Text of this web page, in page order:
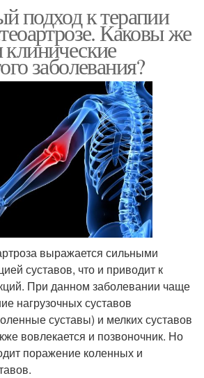
подход к терапии
Каковы же
заболевания?
выражается сильными
суставов, что и приводит к
При данном заболевании чаще
нагрузочных суставов
суставы) и мелких суставов
вовлекается и позвоночник. Но
поражение коленных и